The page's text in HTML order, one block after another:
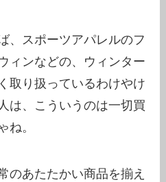
、スポーツアパレルのフ
ィンなどの、ウィンター
取り扱っているわけやけ
は、こういうのは一切買
ね。
のあたたかい商品を揃え